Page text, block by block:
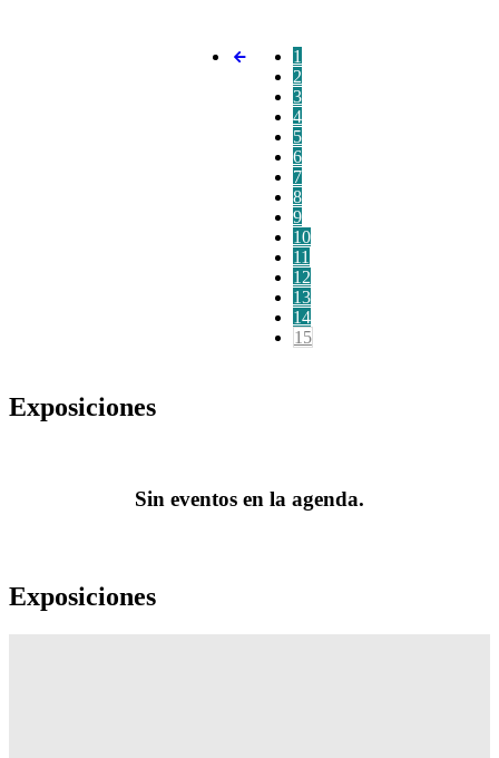
1
2
3
4
5
6
7
8
9
10
11
12
13
14
15
Exposiciones
Sin eventos en la agenda.
Exposiciones